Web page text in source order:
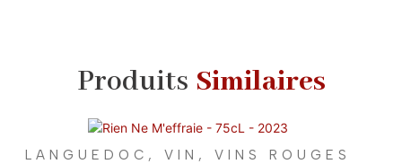
Produits Similaires
LANGUEDOC , VIN , VINS ROUGES